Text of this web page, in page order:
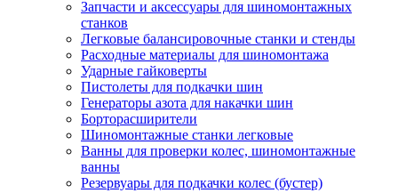
Запчасти и аксессуары для шиномонтажных
станков
Легковые балансировочные станки и стенды
Расходные материалы для шиномонтажа
Ударные гайковерты
Пистолеты для подкачки шин
Генераторы азота для накачки шин
Борторасширители
Шиномонтажные станки легковые
Ванны для проверки колес, шиномонтажные
ванны
Резервуары для подкачки колес (бустер)